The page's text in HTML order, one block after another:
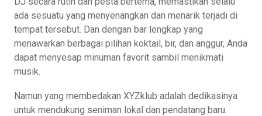
ada sesuatu yang menyenangkan dan menarik terjadi di
tempat tersebut. Dan dengan bar lengkap yang
menawarkan berbagai pilihan koktail, bir, dan anggur, Anda
dapat menyesap minuman favorit sambil menikmati
musik.
Namun yang membedakan XYZklub adalah dedikasinya
untuk mendukung seniman lokal dan pendatang baru.